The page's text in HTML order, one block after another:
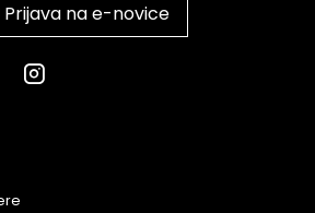
Prijava na e-novice